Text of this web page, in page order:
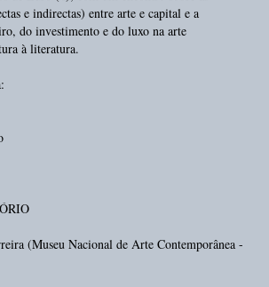
e indirectas) entre arte e capital e a
do investimento e do luxo na arte
à literatura.
(Museu Nacional de Arte Contemporânea -